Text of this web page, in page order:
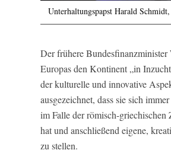
Unterhaltungspapst Harald
Der frühere Bundesfinanzminister
Europas den Kontinent „in
der kulturelle und innovative
ausgezeichnet, dass sie sich
im Falle der römisch-
hat und anschließend eigene,
zu stellen.